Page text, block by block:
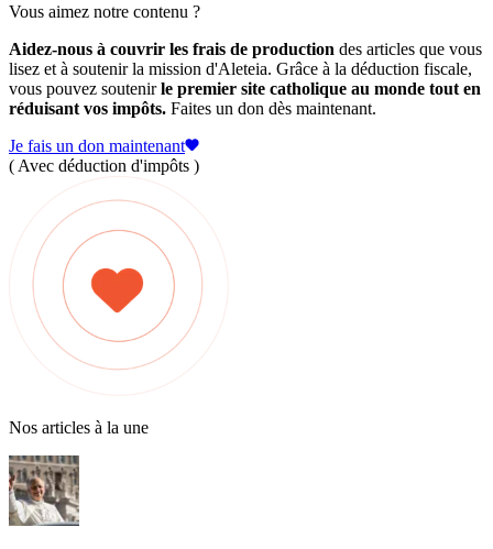
Vous aimez notre contenu ?
Aidez-nous à couvrir les frais de production des articles que vous
lisez et à soutenir la mission d'Aleteia. Grâce à la déduction fiscale,
vous pouvez soutenirle premier site catholique au monde tout en
réduisant vos impôts. Faites un don dès maintenant.
Je fais un don maintenant
( Avec déduction d'impôts )
Nos articles à la une